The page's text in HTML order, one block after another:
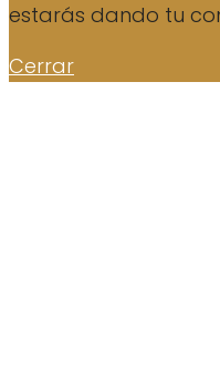
estarás dando tu
Cerrar